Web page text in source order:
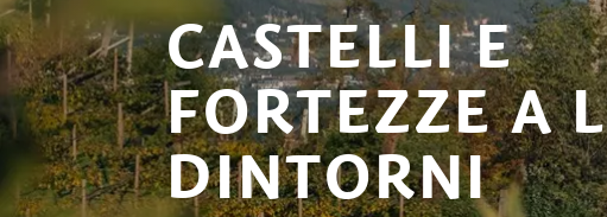
CASTELLI E
FORTEZZE A
DINTORNI